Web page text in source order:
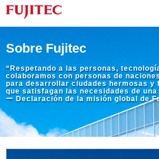
Sobre Fujitec
“Respetando a las personas,
colaboramos con personas de
para desarrollar ciudades hermosas y
que satisfagan las necesidades de una
ー Declaración de la misión global de